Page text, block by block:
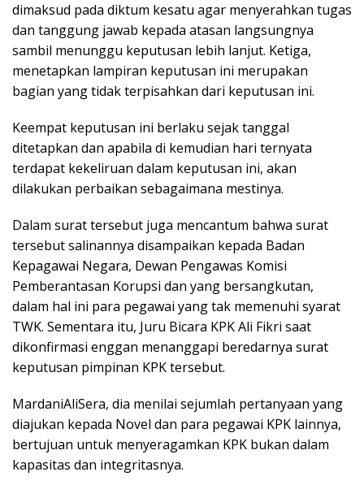
dimaksud pada diktum kesatu agar menyerahkan tugas
dan tanggung jawab kepada atasan langsungnya
sambil menunggu keputusan lebih lanjut. Ketiga,
menetapkan lampiran keputusan ini merupakan
bagian yang tidak terpisahkan dari keputusan ini.
Keempat keputusan ini berlaku sejak tanggal
ditetapkan dan apabila di kemudian hari ternyata
terdapat kekeliruan dalam keputusan ini, akan
dilakukan perbaikan sebagaimana mestinya.
Dalam surat tersebut juga mencantum bahwa surat
tersebut salinannya disampaikan kepada Badan
Kepagawai Negara, Dewan Pengawas Komisi
Pemberantasan Korupsi dan yang bersangkutan,
dalam hal ini para pegawai yang tak memenuhi syarat
TWK. Sementara itu, Juru Bicara KPK Ali Fikri saat
dikonfirmasi enggan menanggapi beredarnya surat
keputusan pimpinan KPK tersebut.
MardaniAliSera, dia menilai sejumlah pertanyaan yang
diajukan kepada Novel dan para pegawai KPK lainnya,
bertujuan untuk menyeragamkan KPK bukan dalam
kapasitas dan integritasnya.